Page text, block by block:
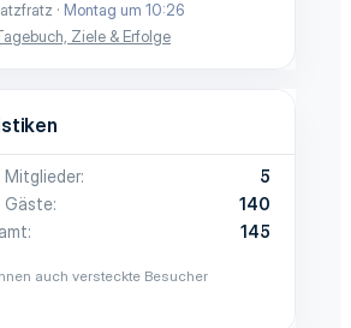
Montag um 10:26
Ziele & Erfolge
5
Gäste
140
145
auch versteckte Besucher